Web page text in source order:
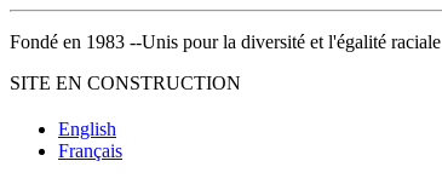
Fondé en 1983 --Unis pour la diversité et l'égalité raciale
SITE EN CONSTRUCTION
English
Français